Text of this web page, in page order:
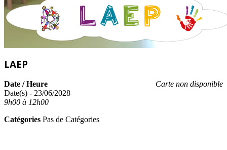
LAEP
Carte non disponible
Date / Heure
Date(s) - 23/06/2028
9h00 à 12h00
Catégories Pas de Catégories